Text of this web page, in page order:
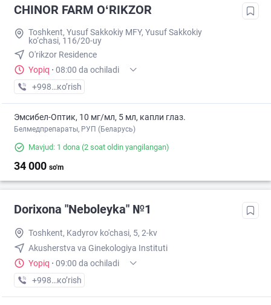
CHINOR FARM OʻRIKZOR
Toshkent, Yusuf Sakkokiy MFY, Yusuf Sakkokiy
ko‘chasi, 116/20-uy
O'rikzor Residence
Yopiq · 08:00 da ochiladi
+998 (77) XXX-XX-XX
кo’rish
Эмсибел-Оптик, 10 мг/мл, 5 мл, капли глаз.
Белмедпрепараты, РУП (Беларусь)
Mavjud: 1 dona (2 soat oldin yangilangan)
34 000 so'm
Dorixona "Neboleyka" №1
Toshkent, Kadyrov ko'chasi, 5, 2-kv
Akusherstva va Ginekologiya Instituti
Yopiq · 09:00 da ochiladi
+998 (71) XXX-XX-XX
кo’rish